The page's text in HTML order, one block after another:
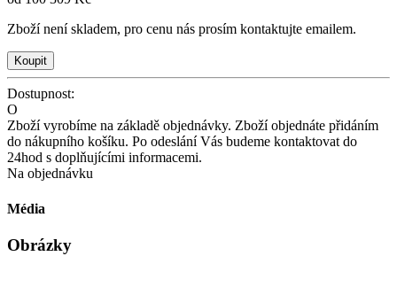
Zboží není skladem, pro cenu nás prosím kontaktujte emailem.
Dostupnost:
O
Zboží vyrobíme na základě objednávky. Zboží objednáte přidáním
do nákupního košíku. Po odeslání Vás budeme kontaktovat do
24hod s doplňujícími informacemi.
Na objednávku
Média
Obrázky